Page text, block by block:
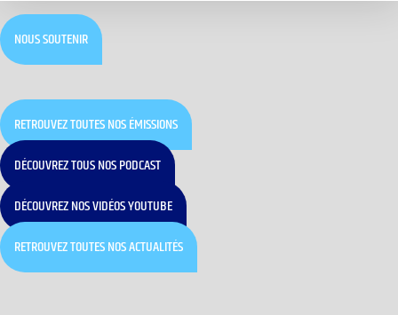
NOUS SOUTENIR
RETROUVEZ TOUTES NOS ÉMISSIONS
DÉCOUVREZ TOUS NOS PODCAST
DÉCOUVREZ NOS VIDÉOS YOUTUBE
RETROUVEZ TOUTES NOS ACTUALITÉS